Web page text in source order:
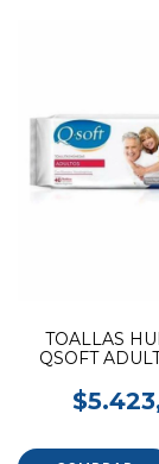
TOALLAS
QSOFT